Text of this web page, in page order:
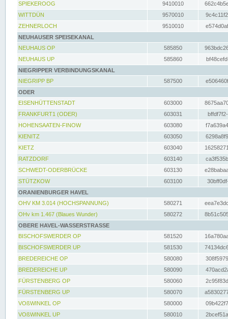
SPIEKEROOG
9410010
WITTDÜN
9570010
ZEHNERLOCH
9510010
NEUHAUSER SPEISEKANAL
NEUHAUS OP
585850
NEUHAUS UP
585860
NIEGRIPPER VERBINDUNGSKANAL
NIEGRIPP BP
587500
ODER
EISENHÜTTENSTADT
603000
FRANKFURT1 (ODER)
603031
HOHENSAATEN-FINOW
603080
KIENITZ
603050
KIETZ
603040
RATZDORF
603140
SCHWEDT-ODERBRÜCKE
603130
STÜTZKOW
603100
ORANIENBURGER HAVEL
OHV KM 3.014 (HOCHSPANNUNG)
580271
OHv km 1.467 (Blaues Wunder)
580272
OBERE HAVEL-WASSERSTRASSE
BISCHOFSWERDER OP
581520
BISCHOFSWERDER UP
581530
BREDEREICHE OP
580080
BREDEREICHE UP
580090
FÜRSTENBERG OP
580060
FÜRSTENBERG UP
580070
VOßWINKEL OP
580000
VOßWINKEL UP
580010